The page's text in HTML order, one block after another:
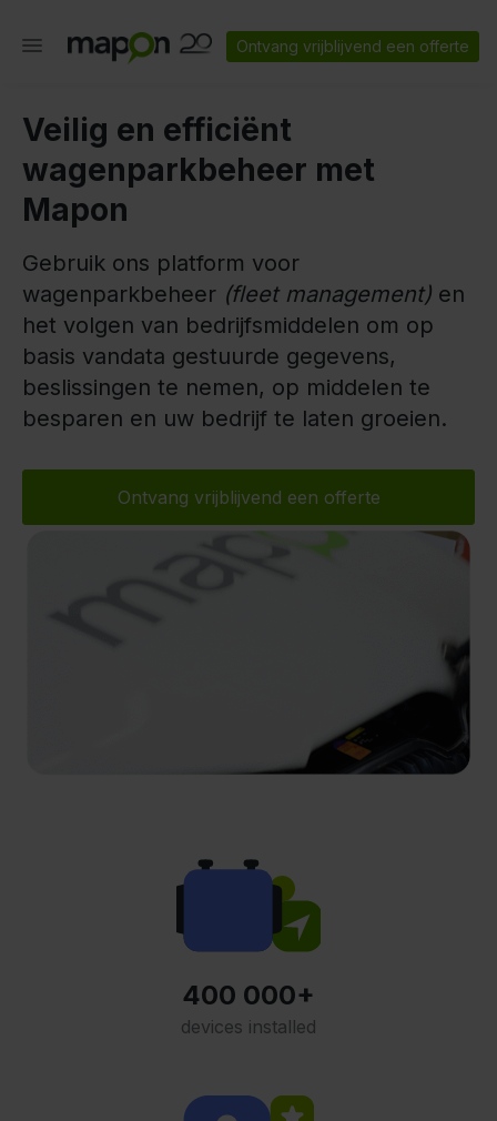
Ontvang vrijblijvend een offerte
Veilig en efficiënt
wagenparkbeheer met
Mapon
Gebruik ons platform voor
wagenparkbeheer (fleet management) en
het volgen van bedrijfsmiddelen om op
basis vandata gestuurde gegevens,
beslissingen te nemen, op middelen te
besparen en uw bedrijf te laten groeien.
Ontvang vrijblijvend een offerte
400 000+
devices installed